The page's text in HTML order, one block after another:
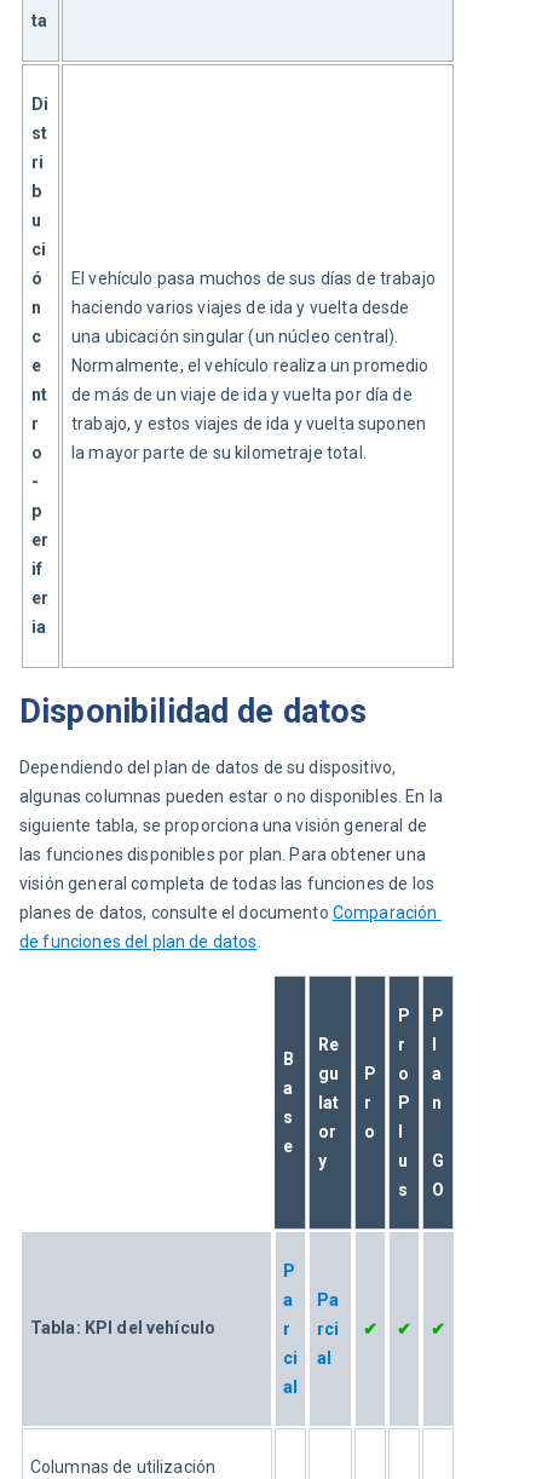
ta
Di
st
ri
b
u
ci
ó
n
c
e
nt
r
o
-
p
er
if
er
ia
El vehículo pasa muchos de sus días de trabajo
haciendo varios viajes de ida y vuelta desde
una ubicación singular (un núcleo central).
Normalmente, el vehículo realiza un promedio
de más de un viaje de ida y vuelta por día de
trabajo, y estos viajes de ida y vuelta suponen
la mayor parte de su kilometraje total.
Disponibilidad de datos
Dependiendo del plan de datos de su dispositivo,
algunas columnas pueden estar o no disponibles. En la
siguiente tabla, se proporciona una visión general de
las funciones disponibles por plan. Para obtener una
visión general completa de todas las funciones de los
planes de datos, consulte el documento Comparación
de funciones del plan de datos
B
a
s
e
Re
gu
lat
or
y
P
r
o
P
r
o
P
u
s
P
a
n
G
O
Tabla: KPI del vehículo
P
a
r
ci
al
Pa
rci
al
✔ ✔ ✔
Columnas de utilización